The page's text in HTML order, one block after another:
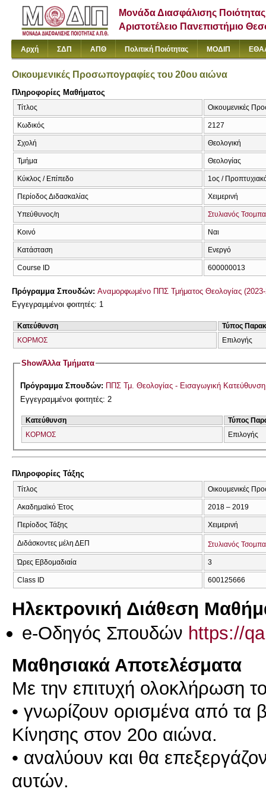
Μονάδα Διασφάλισης Ποιότητας
Αριστοτέλειο Πανεπιστήμιο
Αρχή ΣΔΠ ΑΠΘ Πολιτική Ποιότητας ΜΟΔΙΠ
Οικουμενικές Προσωπογραφίες του 20ου αιώνα
Πληροφορίες Μαθήματος
Τίτλος Οικουμενικές
Κωδικός 2127
Σχολή Θεολογική
Τμήμα Θεολογίας
Κύκλος / Επίπεδο 1ος /
Περίοδος Διδασκαλίας Χειμερινή
Υπεύθυνος/η Στυλιανός
Κοινό Ναι
Κατάσταση Ενεργό
Course ID 600000013
Πρόγραμμα Σπουδών: Αναμορφωμένο ΠΠΣ Τμήματος Θεολογίας
Εγγεγραμμένοι φοιτητές: 1
Κατεύθυνση
Τύπος
ΚΟΡΜΟΣ
Επιλογής
ShowΆλλα Τμήματα
Πρόγραμμα Σπουδών: ΠΠΣ Τμ. Θεολογίας - Εισαγωγική
Εγγεγραμμένοι φοιτητές: 2
Κατεύθυνση
Τύπος
ΚΟΡΜΟΣ
Επιλογής
Πληροφορίες Τάξης
Τίτλος Οικουμενικές
Ακαδημαϊκό Έτος 2018 – 2019
Περίοδος Τάξης Χειμερινή
Διδάσκοντες μέλη ΔΕΠ Στυλιανός
Ώρες Εβδομαδιαία 3
Class ID 600125666
Ηλεκτρονική Διάθεση
e-Οδηγός Σπουδών https://
Μαθησιακά Αποτελέσματα
Με την επιτυχή ολοκλήρωση
• γνωρίζουν ορισμένα από τα
Κίνησης στον 20ο αιώνα.
• αναλύουν και θα
αυτών.